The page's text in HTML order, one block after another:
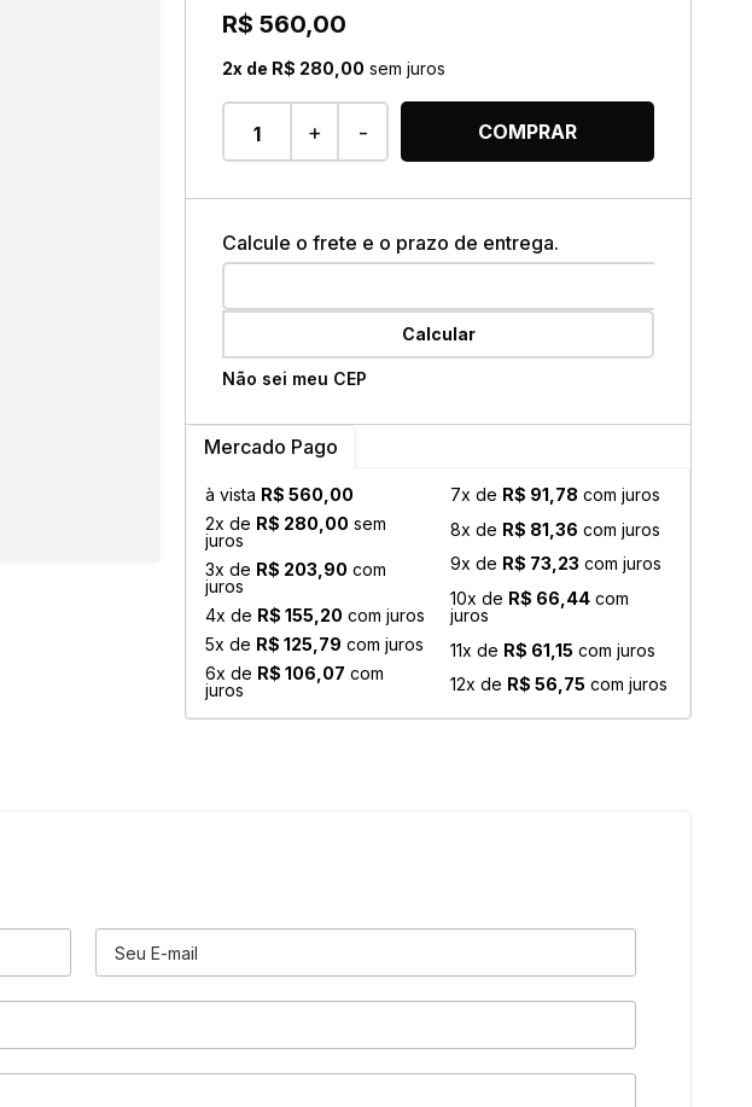
R$ 560,00
2x de R$ 280,00 sem juros
+ - COMPRAR
Calcule o frete e o prazo de entrega.
Calcular
Não sei meu CEP
Mercado Pago
à vista R$ 560,00
2x de R$ 280,00 sem
juros
3x de R$ 203,90 com
juros
4x de R$ 155,20 com juros
5x de R$ 125,79 com juros
6x de R$ 106,07 com
juros
7x de R$ 91,78 com juros
8x de R$ 81,36 com juros
9x de R$ 73,23 com juros
10x de R$ 66,44 com
juros
11x de R$ 61,15 com juros
12x de R$ 56,75 com juros